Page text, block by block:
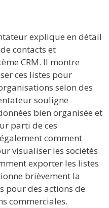
explique en détail
contacts et
CRM. Il montre
ces listes pour
selon des
souligne
bien organisée et
parti de ces
comment
visualiser les sociétés
exporter les listes
brièvement la
pour des actions de
commerciales.